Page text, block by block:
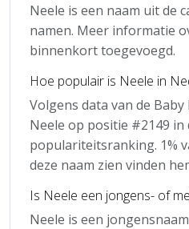
Neele is een naam uit de
namen. Meer informatie
binnenkort toegevoegd.
Hoe populair is Neele in
Volgens data van de
Neele op positie #2149 in
populariteitsranking. 1%
deze naam zien vinden
Is Neele een jongens- of
Neele is een